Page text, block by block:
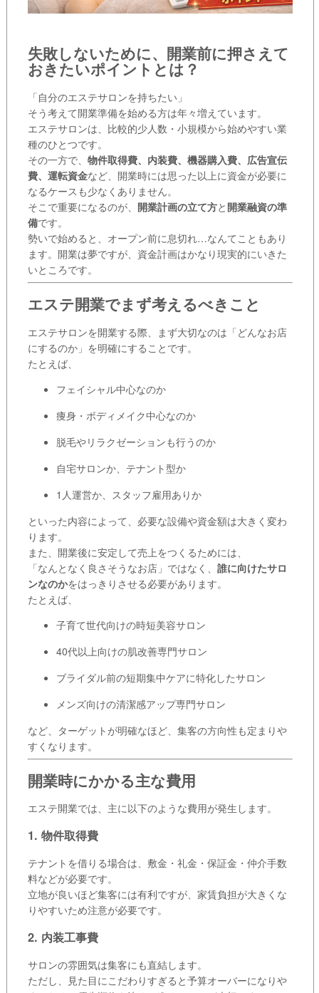
失敗しないために、開業前に押さえて
おきたいポイントとは？
「自分のエステサロンを持ちたい」
そう考えて開業準備を始める方は年々増えています。
エステサロンは、比較的少人数・小規模から始めやすい業
種のひとつです。
その一方で、 物件取得費、内装費、機器購入費、広告宣伝
費、運転資金など、開業時には思った以上に資金が必要に
なるケースも少なくありません。
そこで重要になるのが、 開業計画の立て方と 開業融資の準
備です。
勢いで始めると、オープン前に息切れ…なんてこともあり
ます。開業は夢ですが、資金計画はかなり現実的にいきた
いところです。
エステ開業でまず考えるべきこと
エステサロンを開業する際、まず大切なのは「どんなお店
にするのか」を明確にすることです。
たとえば、
フェイシャル中心なのか
痩身・ボディメイク中心なのか
脱毛やリラクゼーションも行うのか
自宅サロンか、テナント型か
1人運営か、スタッフ雇用ありか
といった内容によって、必要な設備や資金額は大きく変わ
ります。
また、開業後に安定して売上をつくるためには、
「なんとなく良さそうなお店」ではなく、 誰に向けたサロ
ンなのかをはっきりさせる必要があります。
たとえば、
子育て世代向けの時短美容サロン
40代以上向けの肌改善専門サロン
ブライダル前の短期集中ケアに特化したサロン
メンズ向けの清潔感アップ専門サロン
など、ターゲットが明確なほど、集客の方向性も定まりや
すくなります。
開業時にかかる主な費用
エステ開業では、主に以下のような費用が発生します。
1. 物件取得費
テナントを借りる場合は、敷金・礼金・保証金・仲介手数
料などが必要です。
立地が良いほど集客には有利ですが、家賃負担が大きくな
りやすいため注意が必要です。
2. 内装工事費
サロンの雰囲気は集客にも直結します。
ただし、見た目にこだわりすぎると予算オーバーになりや